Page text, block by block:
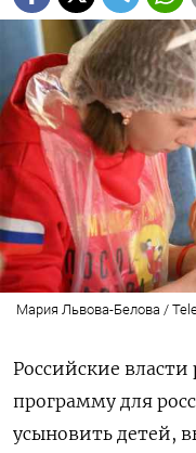
Мария Львова-Белова /
Российские
программу для
усыновить детей,